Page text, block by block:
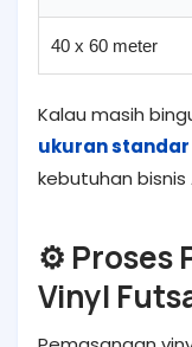
40 x 60 meter
Kalau masih
ukuran
kebutuhan bisnis
⚙️ Proses
Vinyl